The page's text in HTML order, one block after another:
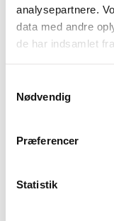
analysepartnere.
data med andre
de har indsamlet
Nødvendig
Præferencer
Statistik